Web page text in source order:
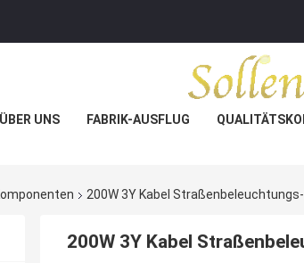
ÜBER UNS FABRIK-AUSFLUG
200W 3Y Kabel
200W 3Y Kabel